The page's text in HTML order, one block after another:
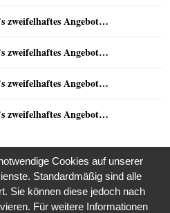
zweifelhaftes Angebot…
zweifelhaftes Angebot…
zweifelhaftes Angebot…
zweifelhaftes Angebot…
Cookies auf unserer
Standardmäßig sind alle
Sie können diese jedoch nach
Für weitere Informationen